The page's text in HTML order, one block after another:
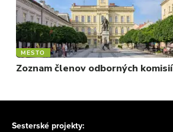
MIX
MESTO
Zoznam členov odborných komisií
Sesterské projekty: